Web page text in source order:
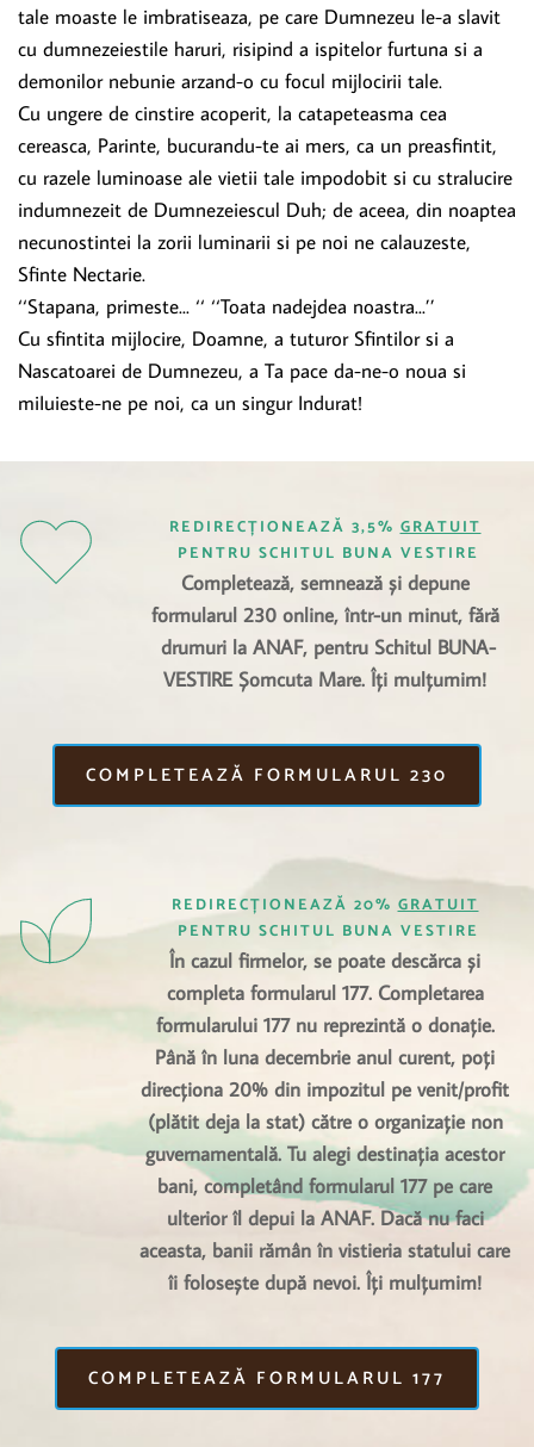
tale moaste le imbratiseaza, pe care Dumnezeu le-a slavit
cu dumnezeiestile haruri, risipind a ispitelor furtuna si a
demonilor nebunie arzand-o cu focul mijlocirii tale.
Cu ungere de cinstire acoperit, la catapeteasma cea
cereasca, Parinte, bucurandu-te ai mers, ca un preasfintit,
cu razele luminoase ale vietii tale impodobit si cu stralucire
indumnezeit de Dumnezeiescul Duh; de aceea, din noaptea
necunostintei la zorii luminarii si pe noi ne calauzeste,
Sfinte Nectarie.
‘‘Stapana, primeste... ‘‘ ‘‘Toata nadejdea noastra...’’
Cu sfintita mijlocire, Doamne, a tuturor Sfintilor si a
Nascatoarei de Dumnezeu, a Ta pace da-ne-o noua si
miIuieste-ne pe noi, ca un singur Indurat!
REDIRECȚIONEAZĂ 3,5% GRATUIT
PENTRU SCHITUL BUNA VESTIRE
Completează, semnează și depune
formularul 230 online, într-un minut, fără
drumuri la ANAF, pentru Schitul BUNA-
VESTIRE Șomcuta Mare. Îți mulțumim!
COMPLETEAZĂ FORMULARUL 230
REDIRECȚIONEAZĂ 20% GRATUIT
PENTRU SCHITUL BUNA VESTIRE
În cazul firmelor, se poate descărca și
completa formularul 177. Completarea
formularului 177 nu reprezintă o donație.
Până în luna decembrie anul curent, poți
direcționa 20% din impozitul pe venit/profit
(plătit deja la stat) către o organizație non
guvernamentală. Tu alegi destinația acestor
bani, completând formularul 177 pe care
ulterior îl depui la ANAF. Dacă nu faci
aceasta, banii rămân în vistieria statului care
îi folosește după nevoi. Îți mulțumim!
COMPLETEAZĂ FORMULARUL 177